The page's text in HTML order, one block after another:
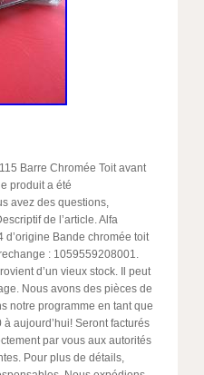
Barre Chromée Toit avant
produit a été
avez des questions,
de l’article. Alfa
d’origine Bande chromée toit
: 1059559208001.
d’un vieux stock. Il peut
Nous avons des pièces de
notre programme en tant que
aujourd’hui! Seront facturés
par vous aux autorités
Pour plus de détails,